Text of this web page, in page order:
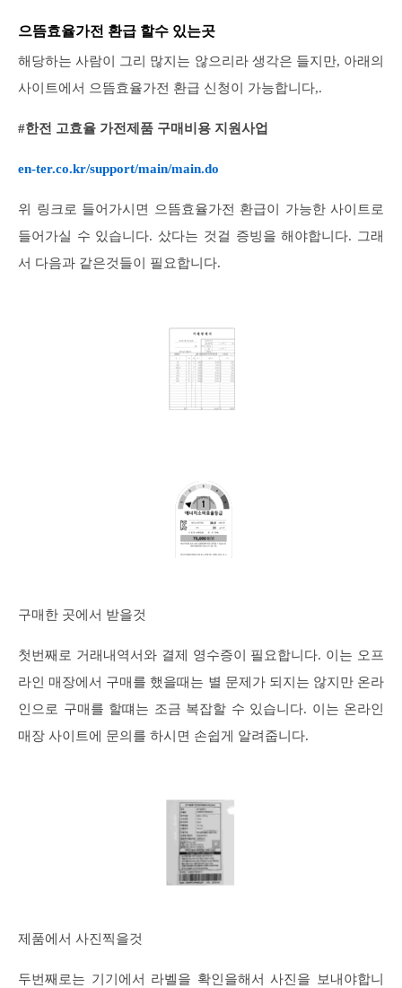
으뜸효율가전 환급 할수 있는곳
해당하는 사람이 그리 많지는 않으리라 생각은 들지만, 아래의
사이트에서 으뜸효율가전 환급 신청이 가능합니다,.
#한전 고효율 가전제품 구매비용 지원사업
en-ter.co.kr/support/main/main.do
위 링크로 들어가시면 으뜸효율가전 환급이 가능한 사이트로
들어가실 수 있습니다. 샀다는 것걸 증빙을 해야합니다. 그래
서 다음과 같은것들이 필요합니다.
구매한 곳에서 받을것
첫번째로 거래내역서와 결제 영수증이 필요합니다. 이는 오프
라인 매장에서 구매를 했을때는 별 문제가 되지는 않지만 온라
인으로 구매를 할떄는 조금 복잡할 수 있습니다. 이는 온라인
매장 사이트에 문의를 하시면 손쉽게 알려줍니다.
제품에서 사진찍을것
두번째로는 기기에서 라벨을 확인을해서 사진을 보내야합니